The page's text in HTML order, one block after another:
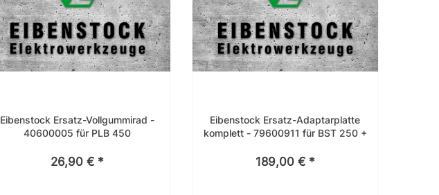
Eibenstock Ersatz-Vollgummirad -
40600005 für PLB 450
26,90 € *
Eibenstock Ersatz-Adaptarplatte
komplett - 79600911 für BST 250 +
189,00 € *